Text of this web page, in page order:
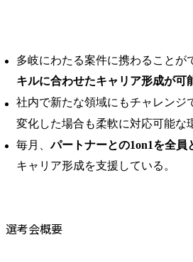
多岐にわたる案件に携わることが
キルに合わせたキャリア形成が可
社内で新たな領域にもチャレンジ
変化した場合も柔軟に対応可能な
毎月、パートナーとの1on1を全員
キャリア形成を支援している。
選考会概要